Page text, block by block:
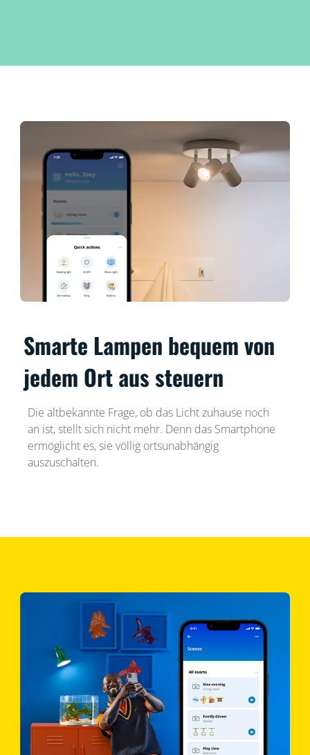
Smarte Lampen bequem von
jedem Ort aus steuern
Die altbekannte Frage, ob das Licht zuhause noch
an ist, stellt sich nicht mehr. Denn das Smartphone
ermöglicht es, sie völlig ortsunabhängig
auszuschalten.